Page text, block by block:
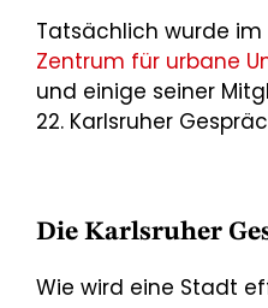
Tatsächlich wurde im
Zentrum für urbane
und einige seiner
22. Karlsruher
Die Karlsruher
Wie wird eine Stadt